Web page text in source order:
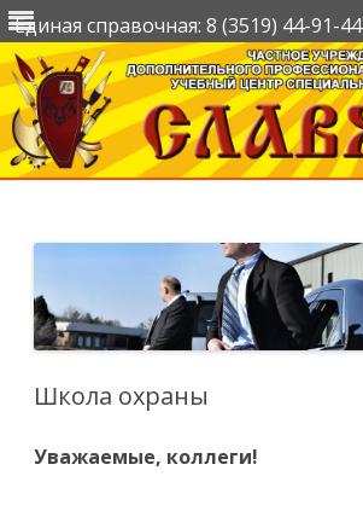
Единая справочная: 8 (3519) 44-91-44
Школа охраны
Уважаемые, коллеги!